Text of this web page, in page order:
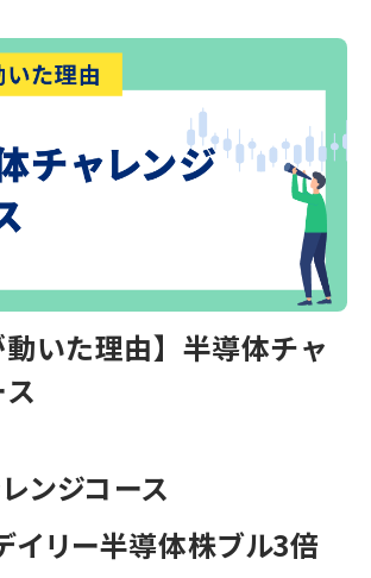
動いた理由】半導体チャ
ンジコース
リー半導体株ブル3倍